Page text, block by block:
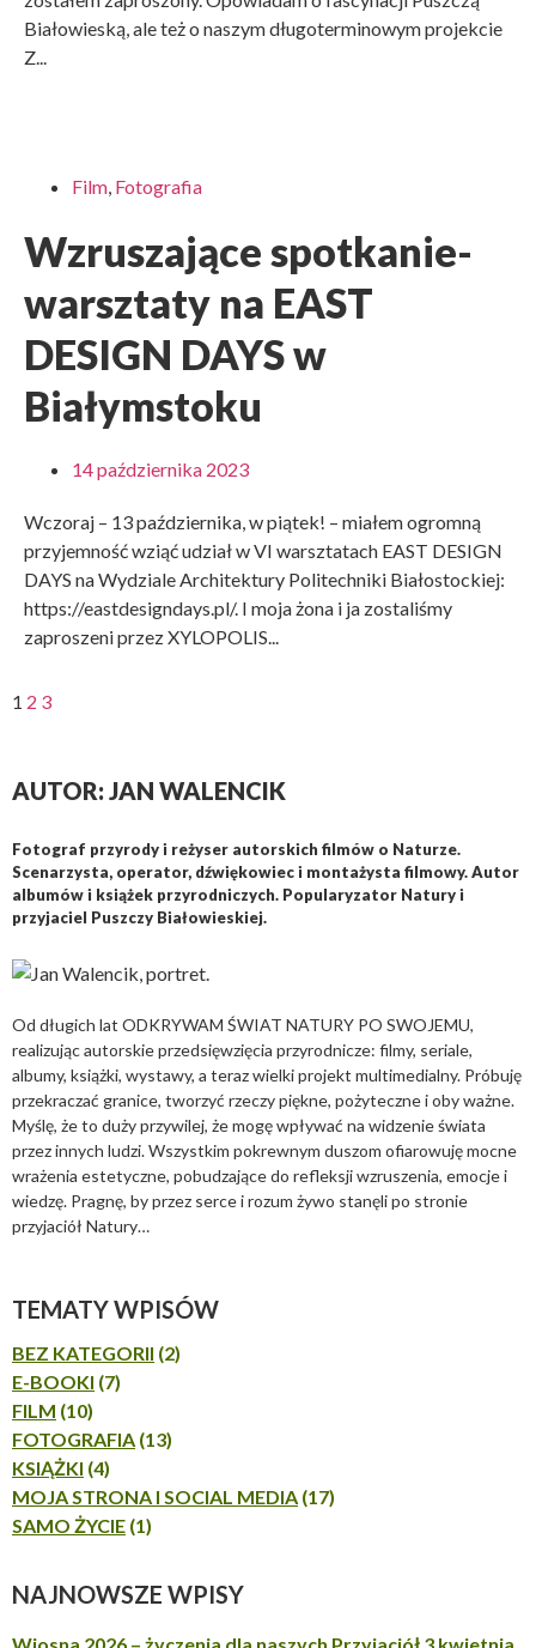
Białowieską, ale też o naszym długoterminowym projekcie
Z...
Film, Fotografia
Wzruszające spotkanie-
warsztaty na EAST
DESIGN DAYS w
Białymstoku
14 października 2023
Wczoraj – 13 października, w piątek! – miałem ogromną
przyjemność wziąć udział w VI warsztatach EAST DESIGN
DAYS na Wydziale Architektury Politechniki Białostockiej:
https://eastdesigndays.pl/. I moja żona i ja zostaliśmy
zaproszeni przez XYLOPOLIS...
1 2 3
AUTOR: JAN WALENCIK
Fotograf przyrody i reżyser autorskich filmów o Naturze.
Scenarzysta, operator, dźwiękowiec i montażysta filmowy. Autor
albumów i książek przyrodniczych. Popularyzator Natury i
przyjaciel Puszczy Białowieskiej.
Od długich lat ODKRYWAM ŚWIAT NATURY PO SWOJEMU,
realizując autorskie przedsięwzięcia przyrodnicze: filmy, seriale,
albumy, książki, wystawy, a teraz wielki projekt multimedialny. Próbuję
przekraczać granice, tworzyć rzeczy piękne, pożyteczne i oby ważne.
Myślę, że to duży przywilej, że mogę wpływać na widzenie świata
przez innych ludzi. Wszystkim pokrewnym duszom ofiarowuję mocne
wrażenia estetyczne, pobudzające do refleksji wzruszenia, emocje i
wiedzę. Pragnę, by przez serce i rozum żywo stanęli po stronie
przyjaciół Natury…
TEMATY WPISÓW
BEZ KATEGORII (2)
E-BOOKI (7)
FILM (10)
FOTOGRAFIA (13)
KSIĄŻKI (4)
MOJA STRONA I SOCIAL MEDIA (17)
SAMO ŻYCIE (1)
NAJNOWSZE WPISY